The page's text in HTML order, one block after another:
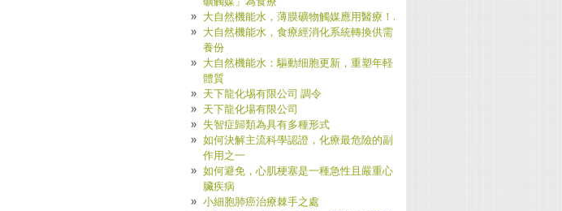
大自然機能水，薄膜礦物觸媒應用醫療！.
大自然機能水，食療經消化系統轉換供需
養份
大自然機能水：驅動细胞更新，重塑年軽
體質
天下龍化埸有限公司 調令
天下龍化場有限公司
失智症歸類為具有多種形式
如何決解主流科學認證，化療最危險的副
作用之一
如何避免，心肌梗塞是一種急性且嚴重心
臟疾病
小細胞肺癌治療棘手之處